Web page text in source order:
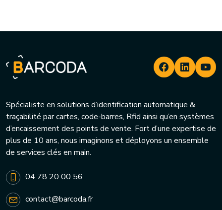
Spécialiste en solutions d’identification automatique &
traçabilité par cartes, code-barres, Rfid ainsi qu’en systèmes
d’encaissement des points de vente. Fort d’une expertise de
plus de 10 ans, nous imaginons et déployons un ensemble
de services clés en main.
04 78 20 00 56
contact@barcoda.fr